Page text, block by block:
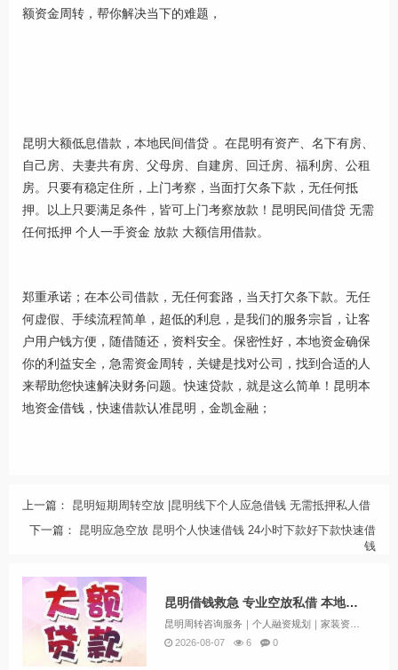
额资金周转，帮你解决当下的难题，
昆明大额低息借款，本地民间借贷 。在昆明有资产、名下有房、
自己房、夫妻共有房、父母房、自建房、回迁房、福利房、公租
房。只要有稳定住所，上门考察，当面打欠条下款，无任何抵
押。以上只要满足条件，皆可上门考察放款！昆明民间借贷 无需
任何抵押 个人一手资金 放款 大额信用借款。
郑重承诺；在本公司借款，无任何套路，当天打欠条下款。无任
何虚假、手续流程简单，超低的利息，是我们的服务宗旨，让客
户用户钱方便，随借随还，资料安全。保密性好，本地资金确保
你的利益安全，急需资金周转，关键是找对公司，找到合适的人
来帮助您快速解决财务问题。快速贷款，就是这么简单！昆明本
地资金借钱，快速借款认准昆明，金凯金融；
上一篇：
昆明短期周转空放 |昆明线下个人应急借钱 无需抵押私人借
下一篇：
昆明应急空放 昆明个人快速借钱 24小时下款好下款快速借
钱
昆明借钱救急 专业空放私借 本地快速放款 一对一私借
2026-08-07
6 0